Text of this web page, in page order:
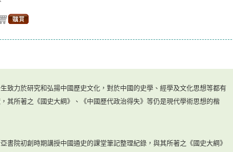
致力於研究和弘揚中國歷史文化，對於中國的史學、經學及文化思想等都有
其所著之《國史大綱》、《中國歷代政治得失》等仍是現代學術思想的楷
書院初創時期講授中國通史的課堂筆記整理紀錄，與其所著之《國史大綱》